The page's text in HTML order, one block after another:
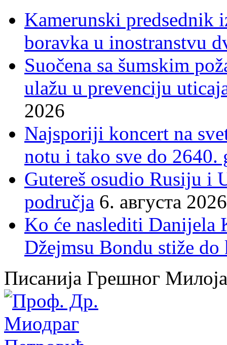
Kamerunski predsednik
boravka u inostranstvu
Suočena sa šumskim
ulažu u prevenciju
2026
Najsporiji koncert na
notu i tako sve do 2640.
Gutereš osudio Rusiju i
područja 6. августа 2026
Ko će naslediti Danijela
Džejmsu Bondu stiže do
Писанија Грешног Милоја